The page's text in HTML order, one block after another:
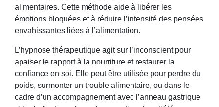
alimentaires. Cette méthode aide à libérer les
émotions bloquées et à réduire l’intensité des pensées
envahissantes liées à l’alimentation.
L’hypnose thérapeutique agit sur l’inconscient pour
apaiser le rapport à la nourriture et restaurer la
confiance en soi. Elle peut être utilisée pour perdre du
poids, surmonter un trouble alimentaire, ou dans le
cadre d’un accompagnement avec l’anneau gastrique